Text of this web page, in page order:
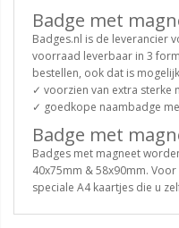
Badge met
Badges.nl is de leverancier
voorraad leverbaar in 3
bestellen, ook dat is
✓ voorzien van extra sterke
✓ goedkope naambadge
Badge met
Badges met magneet
40x75mm & 58x90mm.
speciale A4 kaartjes die u